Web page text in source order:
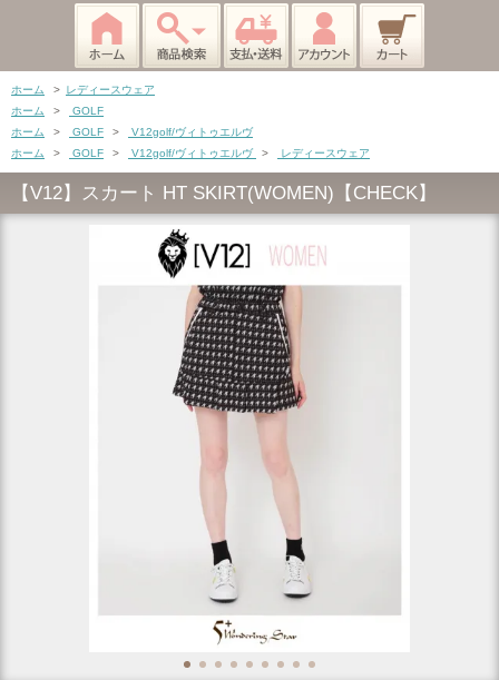
ホーム > レディースウェア
ホーム
>
GOLF
ホーム
> GOLF >
V12golf/ヴィトゥエルヴ
ホーム
> GOLF > V12golf/ヴィトゥエルヴ > レディースウェア
【V12】スカート HT SKIRT(WOMEN)【CHECK】